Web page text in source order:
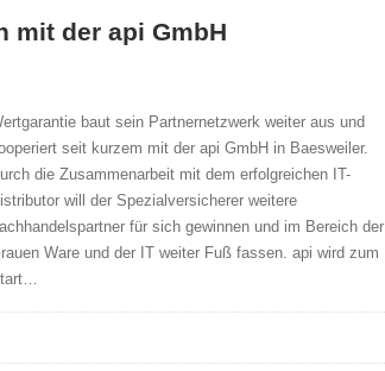
mit der api GmbH
baut sein Partnernetzwerk weiter aus und
seit kurzem mit der api GmbH in Baesweiler.
die Zusammenarbeit mit dem erfolgreichen IT-
will der Spezialversicherer weitere
für sich gewinnen und im Bereich der
Ware und der IT weiter Fuß fassen. api wird zum